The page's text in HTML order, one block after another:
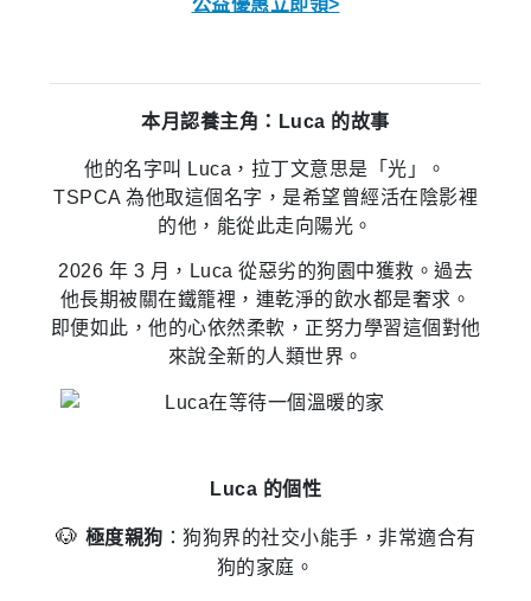
本月認養主角：Luca 的故事
他的名字叫 Luca，拉丁文意思是「光」。
TSPCA 為他取這個名字，是希望曾經活在陰影裡
的他，能從此走向陽光。
2026 年 3 月，Luca 從惡劣的狗園中獲救。過去
他長期被關在鐵籠裡，連乾淨的飲水都是奢求。
即便如此，他的心依然柔軟，正努力學習這個對他
來說全新的人類世界。
Luca 的個性
🐶 極度親狗 ：狗狗界的社交小能手，非常適合有
狗的家庭。